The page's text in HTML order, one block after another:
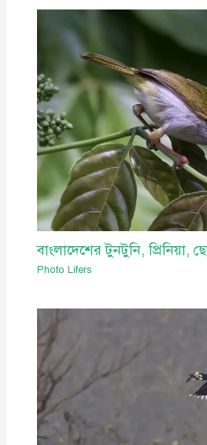
বাংলাদেশের টুনটুনি, প্রিনিয়া,
Photo Lifers